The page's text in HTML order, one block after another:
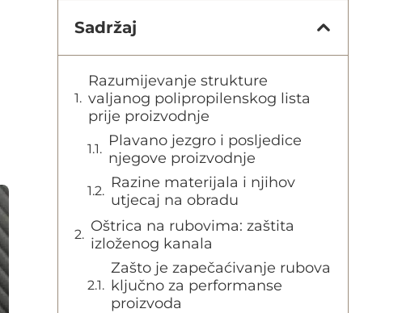
Sadržaj
Razumijevanje strukture
valjanog polipropilenskog lista
prije proizvodnje
Plavano jezgro i posljedice
njegove proizvodnje
Razine materijala i njihov
utjecaj na obradu
Oštrica na rubovima: zaštita
izloženog kanala
Zašto je zapečaćivanje rubova
ključno za performanse
proizvoda